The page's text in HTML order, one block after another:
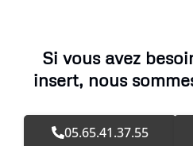
Si vous avez
insert, nous
05.65.41.37.55